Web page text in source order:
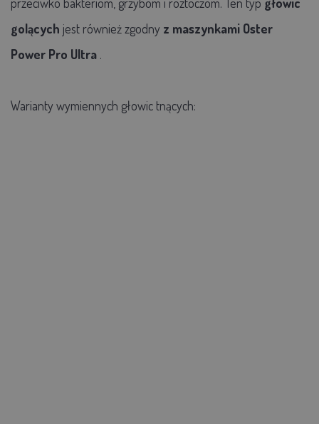
golących jest również zgodny z maszynkami Oster
Power Pro Ultra .
Warianty wymiennych głowic tnących: